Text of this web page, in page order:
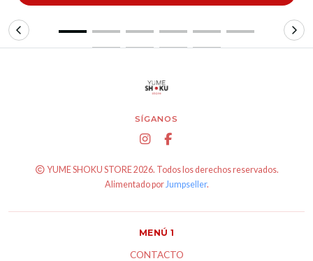
SÍGANOS
YUME SHOKU STORE 2026. Todos los derechos reservados.
Alimentado porJumpseller.
MENÚ 1
CONTACTO